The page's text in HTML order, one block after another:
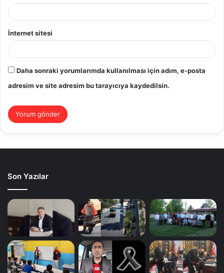
İnternet sitesi
Daha sonraki yorumlarımda kullanılması için adım, e-posta
adresim ve site adresim bu tarayıcıya kaydedilsin.
Son Yazılar